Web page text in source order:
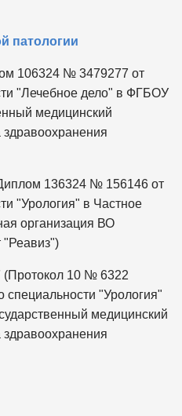
патологии
106324 № 3479277 от
"Лечебное дело" в ФГБОУ
медицинский
здравоохранения
136324 № 156146 от
"Урология" в Частное
организация ВО
"Реавиз")
(Протокол 10 № 6322
специальности "Урология"
медицинский
здравоохранения